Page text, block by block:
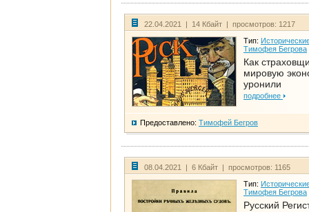
22.04.2021 | 14 Кбайт | просмотров: 1217
Тип:
Тимофея Бегрова
Как
мировую
уронили
подробнее
Предоставлено: Тимофей Бегров
08.04.2021 | 6 Кбайт | просмотров: 1165
Тип:
Тимофея Бегрова
Русский